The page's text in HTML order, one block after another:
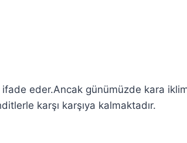
ifade eder.Ancak günümüzde kara
karşı karşıya kalmaktadır.